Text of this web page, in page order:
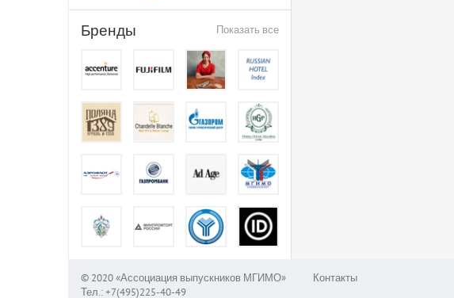
Показать все
Бренды
© 2020 «Ассоциация выпускников МГИМО»
Тел.: +7(495)225-40-49
Контакты